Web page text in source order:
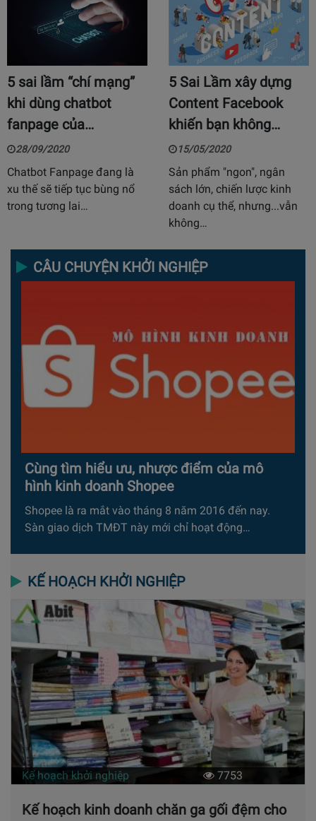
5 sai lầm “chí mạng”
khi dùng chatbot
fanpage của…
28/09/2020
Chatbot Fanpage đang là
xu thế sẽ tiếp tục bùng nổ
trong tương lai…
5 Sai Lầm xây dựng
Content Facebook
khiến bạn không…
15/05/2020
Sản phẩm "ngon", ngân
sách lớn, chiến lược kinh
doanh cụ thể, nhưng...vẫn
không…
CÂU CHUYỆN KHỞI NGHIỆP
Cùng tìm hiểu ưu, nhược điểm của mô
hình kinh doanh Shopee
Shopee là ra mắt vào tháng 8 năm 2016 đến nay.
Sàn giao dịch TMĐT này mới chỉ hoạt động…
KẾ HOẠCH KHỞI NGHIỆP
Kế hoạch khởi nghiệp 7753
Kế hoạch kinh doanh chăn ga gối đệm cho